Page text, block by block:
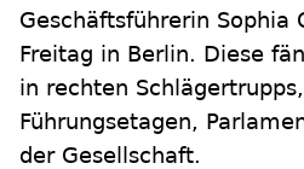
Geschäftsführerin Sophia
Freitag in Berlin. Diese
in rechten
Führungsetagen,
der Gesellschaft.